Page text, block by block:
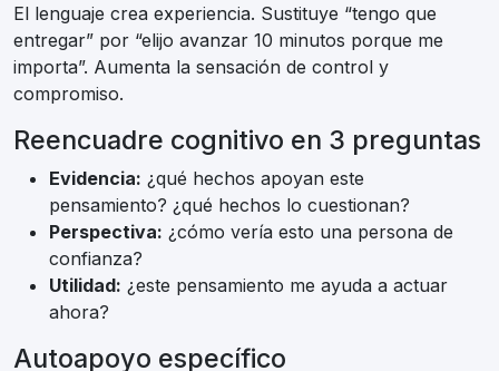
El lenguaje crea experiencia. Sustituye “tengo que
entregar” por “elijo avanzar 10 minutos porque me
importa”. Aumenta la sensación de control y
compromiso.
Reencuadre cognitivo en 3 preguntas
Evidencia: ¿qué hechos apoyan este
pensamiento? ¿qué hechos lo cuestionan?
Perspectiva: ¿cómo vería esto una persona de
confianza?
Utilidad: ¿este pensamiento me ayuda a actuar
ahora?
Autoapoyo específico